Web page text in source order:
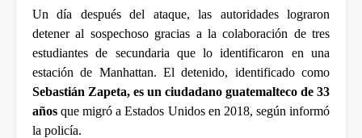
Un día después del ataque, las autoridades lograron
detener al sospechoso gracias a la colaboración de tres
estudiantes de secundaria que lo identificaron en una
estación de Manhattan. El detenido, identificado como
Sebastián Zapeta, es un ciudadano guatemalteco de 33
años que migró a Estados Unidos en 2018, según informó
la policía.